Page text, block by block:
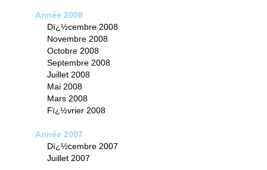
Année 2008
Dï¿½cembre 2008
Novembre 2008
Octobre 2008
Septembre 2008
Juillet 2008
Mai 2008
Mars 2008
Fï¿½vrier 2008
Année 2007
Dï¿½cembre 2007
Juillet 2007